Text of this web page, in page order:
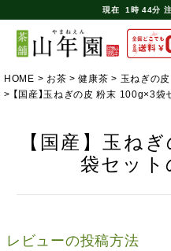
現在 1時 44分
HOME お茶 健康茶 玉ねぎの皮
【国産】玉ねぎの皮 粉末 100g×3袋
【国産】玉ね
袋セット
レビューの投稿方法